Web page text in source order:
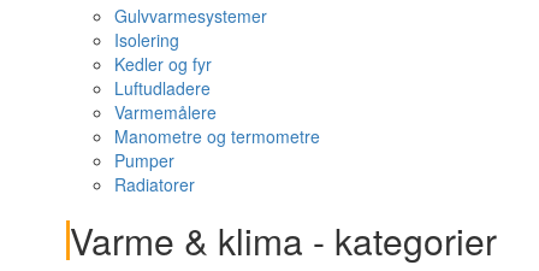
Gulvvarmesystemer
Isolering
Kedler og fyr
Luftudladere
Varmemålere
Manometre og termometre
Pumper
Radiatorer
Varme & klima - kategorier